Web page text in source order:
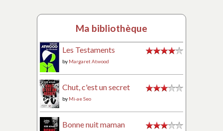
Ma bibliothèque
Les Testaments
by Margaret Atwood
Chut, c'est un secret
by Mi-ae Seo
Bonne nuit maman